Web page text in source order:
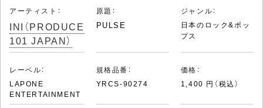
アーティスト：
INI（PRODUCE
101 JAPAN）
原題：
PULSE
ジャンル：
日本のロック&ポッ
プス
レーベル：
LAPONE
ENTERTAINMENT
規格品番：
YRCS-90274
価格：
1,400 円（税込）